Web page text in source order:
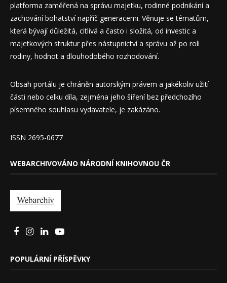
platforma zaměřená na správu majetku, rodinné podnikání a
zachování bohatství napříč generacemi. Věnuje se tématům,
která bývají důležitá, citlivá a často i složitá, od investic a
majetkových struktur přes nástupnictví a správu až po roli
rodiny, hodnot a dlouhodobého rozhodování.
Obsah portálu je chráněn autorským právem a jakékoliv užití
části nebo celku díla, zejména jeho šíření bez předchozího
písemného souhlasu vydavatele, je zakázáno.
ISSN 2695-0677
WEBARCHIVOVÁNO NÁRODNÍ KNIHOVNOU ČR
POPULÁRNÍ PŘÍSPĚVKY